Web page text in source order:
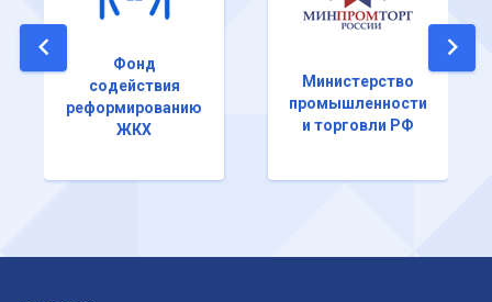
Фонд
содействия
реформированию
ЖКХ
Министерство
промышленности
и торговли РФ